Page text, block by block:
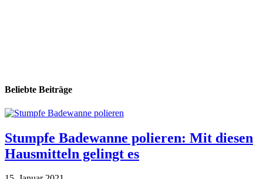
Beliebte Beiträge
Stumpfe Badewanne polieren: Mit diesen
Hausmitteln gelingt es